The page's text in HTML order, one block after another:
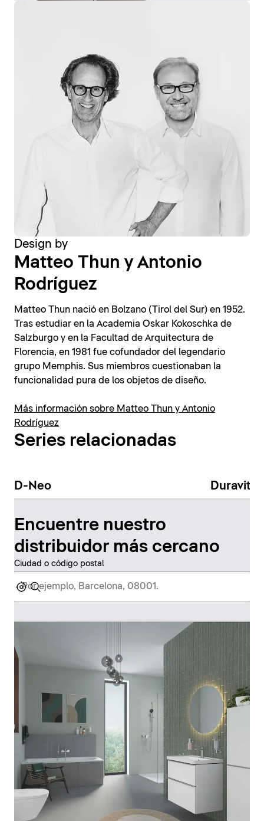
Design by
Matteo Thun y Antonio
Rodríguez
Matteo Thun nació en Bolzano (Tirol del Sur) en 1952.
Tras estudiar en la Academia Oskar Kokoschka de
Salzburgo y en la Facultad de Arquitectura de
Florencia, en 1981 fue cofundador del legendario
grupo Memphis. Sus miembros cuestionaban la
funcionalidad pura de los objetos de diseño.
Más información sobre Matteo Thun y Antonio
Rodríguez
Series relacionadas
D-Neo Duravit
Encuentre nuestro
distribuidor más cercano
Ciudad o código postal